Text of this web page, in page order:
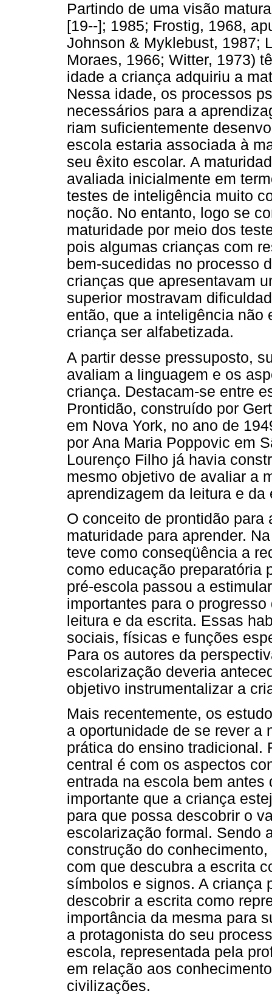
Partindo de uma visão
[19--]; 1985; Frostig, 1968,
Johnson & Myklebust, 1987;
Moraes, 1966; Witter, 1973)
idade a criança adquiriu a
Nessa idade, os processos
necessários para a
riam suficientemente
escola estaria associada à
seu êxito escolar. A
avaliada inicialmente em
testes de inteligência muito
noção. No entanto, logo se
maturidade por meio dos
pois algumas crianças com
bem-sucedidas no processo
crianças que apresentavam
superior mostravam
então, que a inteligência não
criança ser alfabetizada.
A partir desse pressuposto,
avaliam a linguagem e os
criança. Destacam-se entre
Prontidão, construído por
em Nova York, no ano de
por Ana Maria Poppovic em
Lourenço Filho já havia
mesmo objetivo de avaliar a
aprendizagem da leitura e da
O conceito de prontidão
maturidade para aprender.
teve como conseqüência a
como educação preparatória
pré-escola passou a
importantes para o
leitura e da escrita. Essas
sociais, físicas e funções
Para os autores da
escolarização deveria
objetivo instrumentalizar a
Mais recentemente, os
a oportunidade de se rever a
prática do ensino tradicional.
central é com os aspectos
entrada na escola bem
importante que a criança
para que possa descobrir o
escolarização formal. Sendo
construção do
com que descubra a escrita
símbolos e signos. A criança
descobrir a escrita como
importância da mesma para
a protagonista do seu
escola, representada pela
em relação aos
civilizações.